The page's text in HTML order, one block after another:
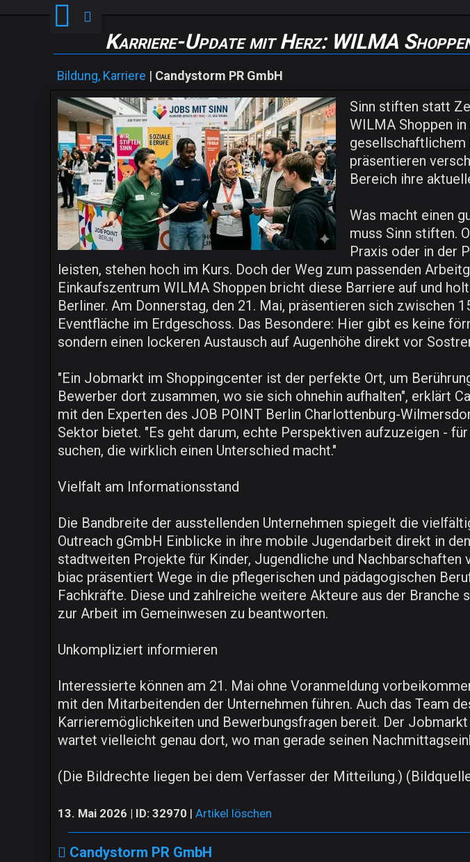
Karriere-Update mit Herz: WILMA
Bildung, Karriere | Candystorm PR GmbH
Sinn stiften statt
WILMA Shoppen
gesellschaftlichem
präsentieren
Bereich ihre
Was macht einen
muss Sinn stiften.
Praxis oder in der
leisten, stehen hoch im Kurs. Doch der Weg zum passenden
Einkaufszentrum WILMA Shoppen bricht diese Barriere auf und
Berliner. Am Donnerstag, den 21. Mai, präsentieren sich zwischen
Eventfläche im Erdgeschoss. Das Besondere: Hier gibt es keine
sondern einen lockeren Austausch auf Augenhöhe direkt vor
"Ein Jobmarkt im Shoppingcenter ist der perfekte Ort, um
Bewerber dort zusammen, wo sie sich ohnehin aufhalten", erklärt
mit den Experten des JOB POINT Berlin Charlottenburg-
Sektor bietet. "Es geht darum, echte Perspektiven aufzuzeigen -
suchen, die wirklich einen Unterschied macht."
Vielfalt am Informationsstand
Die Bandbreite der ausstellenden Unternehmen spiegelt die
Outreach gGmbH Einblicke in ihre mobile Jugendarbeit direkt in
stadtweiten Projekte für Kinder, Jugendliche und
biac präsentiert Wege in die pflegerischen und pädagogischen
Fachkräfte. Diese und zahlreiche weitere Akteure aus der
zur Arbeit im Gemeinwesen zu beantworten.
Unkompliziert informieren
Interessierte können am 21. Mai ohne Voranmeldung
mit den Mitarbeitenden der Unternehmen führen. Auch das Team
Karrieremöglichkeiten und Bewerbungsfragen bereit. Der
wartet vielleicht genau dort, wo man gerade seinen
(Die Bildrechte liegen bei dem Verfasser der Mitteilung.)
13. Mai 2026 | ID: 32970 Artikel löschen
Candystorm PR GmbH